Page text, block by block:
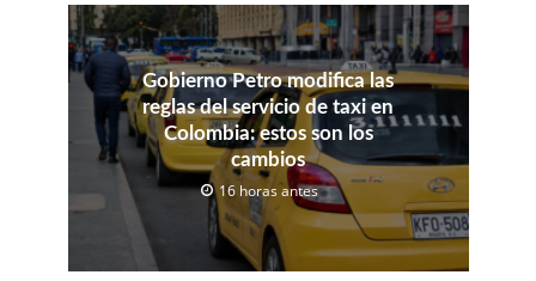
Gobierno Petro modifica las
reglas del servicio de taxi en
Colombia: estos son los
cambios
16 horas antes